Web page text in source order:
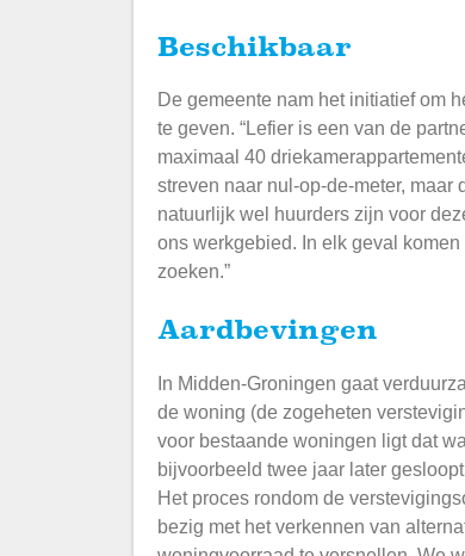
Beschikbaar
De gemeente nam het initiatief om
te geven. “Lefier is een van de
maximaal 40
streven naar nul-op-de-meter, maar
natuurlijk wel huurders zijn voor
ons werkgebied. In elk geval
zoeken.”
Aardbevingen
In Midden-Groningen gaat
de woning (de zogeheten
voor bestaande woningen ligt dat
bijvoorbeeld twee jaar later
Het proces rondom de
bezig met het verkennen van